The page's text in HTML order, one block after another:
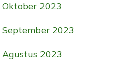
Oktober 2023
September 2023
Agustus 2023